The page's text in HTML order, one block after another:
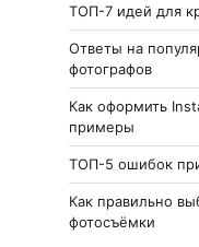
ТОП-7 идей для
Ответы на
фотографов
Как оформить
примеры
ТОП-5 ошибок
Как правильно
фотосъёмки